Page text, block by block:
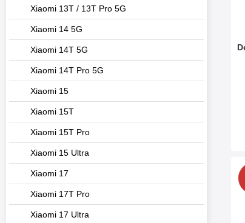
Xiaomi 13T / 13T Pro 5G
Xiaomi 14 5G
Xiaomi 14T 5G
Xiaomi 14T Pro 5G
Xiaomi 15
Xiaomi 15T
Xiaomi 15T Pro
Xiaomi 15 Ultra
Xiaomi 17
Xiaomi 17T Pro
Xiaomi 17 Ultra